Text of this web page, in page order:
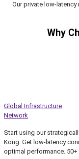
Our private low-
Why
Global Infrastructure
Network
Start using our
Kong. Get low-latency
optimal performance.